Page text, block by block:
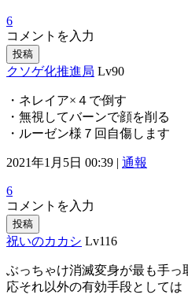
6
コメントを入力
投稿
クソゲ化推進局 Lv90
・ネレイア×４で倒す
・無視してバーンで顔を削る
・ルーゼン様７回自傷します
2021年1月5日 00:39 | 通報
6
コメントを入力
投稿
祝いのカカシ Lv116
ぶっちゃけ消滅変身が最も手
応それ以外の有効手段としては